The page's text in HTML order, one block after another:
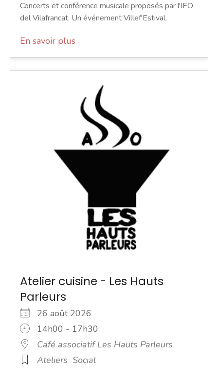
Concerts et conférence musicale proposés par l'IEO
del Vilafrancat. Un événement Villef'Estival.
En savoir plus
Atelier cuisine - Les Hauts
Parleurs
26 août 2026
14h00 - 17h30
Café associatif Les Hauts Parleurs
Ateliers Social